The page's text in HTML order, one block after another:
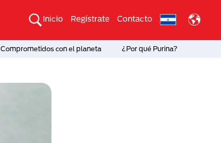
Inicio Regístrate Contacto
Comprometidos con el planeta ¿Por qué Purina?